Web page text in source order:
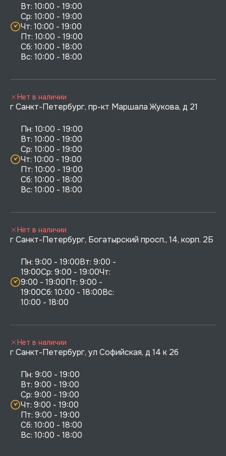
Вт: 10:00 - 19:00
Ср: 10:00 - 19:00
Чт: 10:00 - 19:00
Пт: 10:00 - 19:00
Сб: 10:00 - 18:00
г Санкт-Петербург, пр-кт Маршала Жукова, д 21
Пн: 10:00 - 19:00
Вт: 10:00 - 19:00
Ср: 10:00 - 19:00
Чт: 10:00 - 19:00
Пт: 10:00 - 19:00
Сб: 10:00 - 18:00
Нет в наличии
г Санкт-Петербург, Богатырский просп., 14, корп. 2Б
Пн: 9:00 - 19:00Вт: 9:00 -
19:00Ср: 9:00 - 19:00Чт:
9:00 - 19:00Пт: 9:00 -
19:00Сб: 10:00 - 18:00Вс:
10:00 - 18:00
Нет в наличии
г Санкт-Петербург, ул Софийская, д 14 к 2б
Пн: 9:00 - 19:00
Вт: 9:00 - 19:00
Ср: 9:00 - 19:00
Чт: 9:00 - 19:00
Пт: 9:00 - 19:00
Сб: 10:00 - 18:00
Нет в наличии